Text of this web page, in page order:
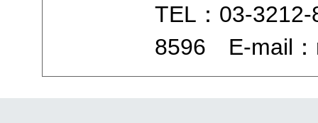
TEL：03-
8596 E-mail：